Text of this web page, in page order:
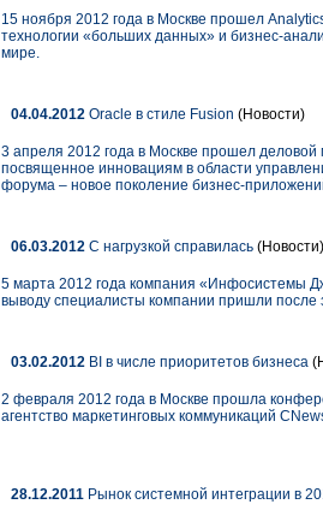
15 ноября 2012 года в Москве прошел
технологии «больших данных» и бизнес-
мире.
04.04.2012 Oracle в стиле Fusion (Новости)
3 апреля 2012 года в Москве прошел
посвященное инновациям в области
форума – новое поколение бизнес-
06.03.2012 С нагрузкой справилась (Новости)
5 марта 2012 года компания «Инфосистемы
выводу специалисты компании пришли после
03.02.2012 BI в числе приоритетов бизнеса
2 февраля 2012 года в Москве прошла
агентство маркетинговых коммуникаций
28.12.2011 Рынок системной интеграции в